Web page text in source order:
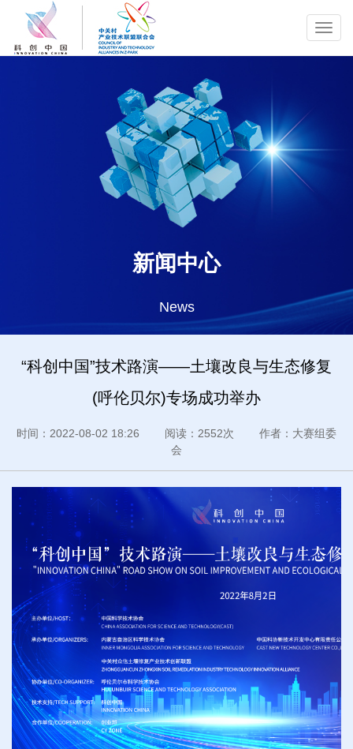
新闻中心
News
“科创中国”技术路演——土壤改良与生态修复
(呼伦贝尔)专场成功举办
时间：2022-08-02 18:26 阅读：2552次 作者：大赛组委
会